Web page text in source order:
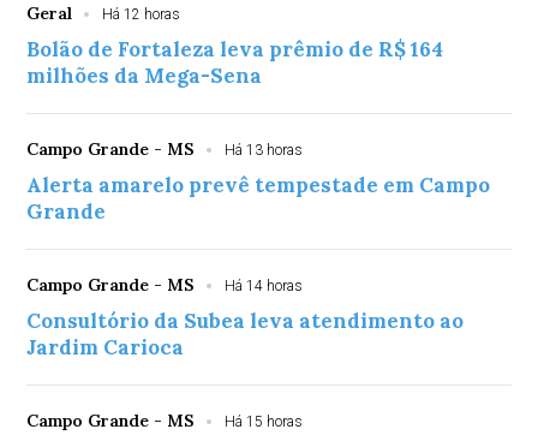
Geral Há 12 horas
Bolão de Fortaleza leva prêmio de R$ 164
milhões da Mega-Sena
Campo Grande - MS Há 13 horas
Alerta amarelo prevê tempestade em Campo
Grande
Campo Grande - MS Há 14 horas
Consultório da Subea leva atendimento ao
Jardim Carioca
Campo Grande - MS Há 15 horas